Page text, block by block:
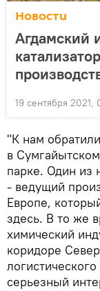
Новости
Агдамский
19 сентября 2021,
"К нам
в
парке. Один из
- ведущий
Европе,
здесь. В то же
химический
коридоре
серьезный